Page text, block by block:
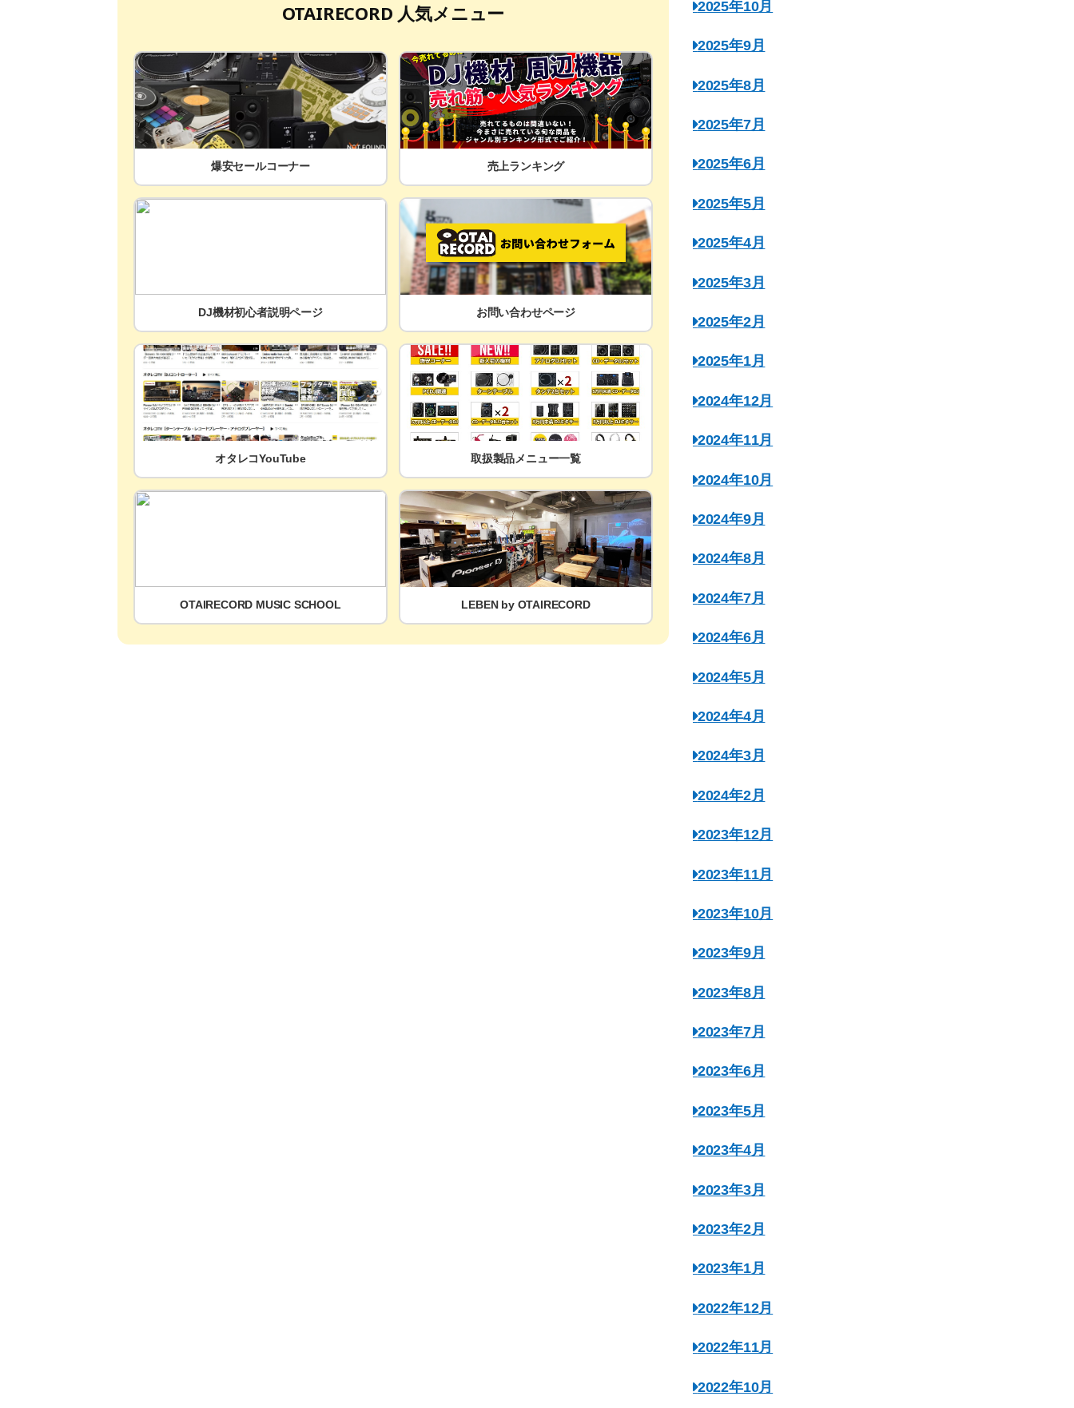
OTAIRECORD 人気メニュー
爆安セールコーナー 売上ランキング
DJ機材初心者説明ページ お問い合わせページ
オタレコYouTube 取扱製品メニュー一覧
OTAIRECORD MUSIC SCHOOL LEBEN by OTAIRECORD
2025年10月
2025年9月
2025年8月
2025年7月
2025年6月
2025年5月
2025年4月
2025年3月
2025年2月
2025年1月
2024年12月
2024年11月
2024年10月
2024年9月
2024年8月
2024年7月
2024年6月
2024年5月
2024年4月
2024年3月
2024年2月
2023年12月
2023年11月
2023年10月
2023年9月
2023年8月
2023年7月
2023年6月
2023年5月
2023年4月
2023年3月
2023年2月
2023年1月
2022年12月
2022年11月
2022年10月